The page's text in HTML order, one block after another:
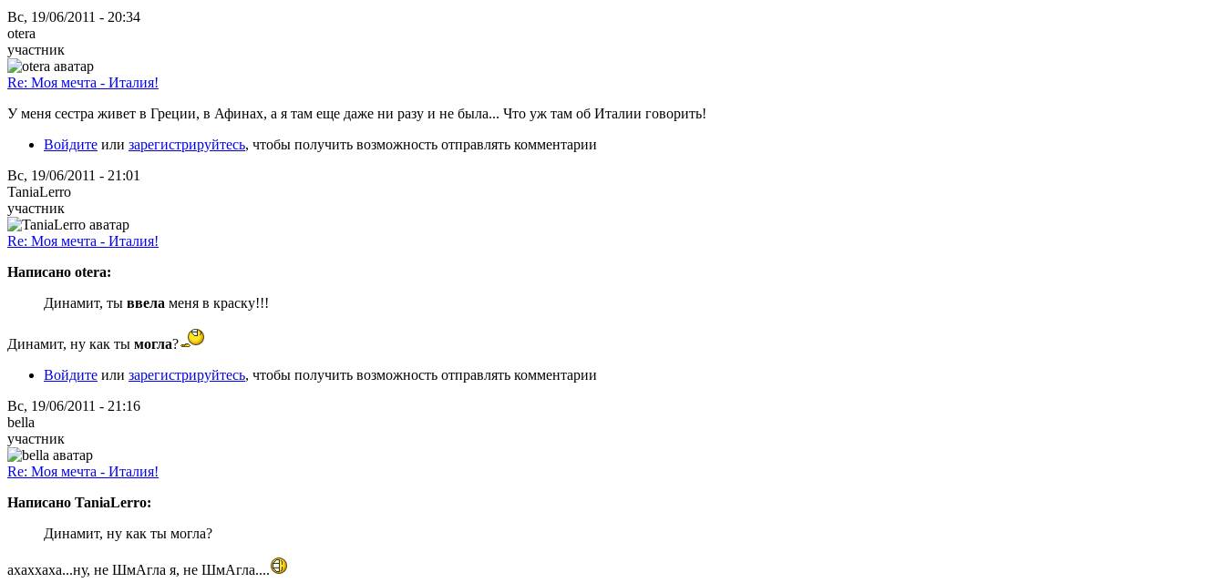
Вс, 19/06/2011 - 20:34
otera
участник
Re: Моя мечта - Италия!
У меня сестра живет в Греции, в Афинах, а я там еще даже ни разу и не была... Что уж там об Италии говорить!
Войдите или зарегистрируйтесь, чтобы получить возможность отправлять комментарии
Вс, 19/06/2011 - 21:01
TaniaLerro
участник
Re: Моя мечта - Италия!
Написано otera:
Динамит, ты ввела меня в краску!!!
Динамит, ну как ты могла?
Войдите или зарегистрируйтесь, чтобы получить возможность отправлять комментарии
Вс, 19/06/2011 - 21:16
bella
участник
Re: Моя мечта - Италия!
Написано TaniaLerro:
Динамит, ну как ты могла?
ахаххаха...ну, не ШмАгла я, не ШмАгла....